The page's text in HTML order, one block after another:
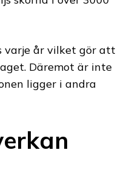
varje år vilket gör att
Däremot är inte
ligger i andra